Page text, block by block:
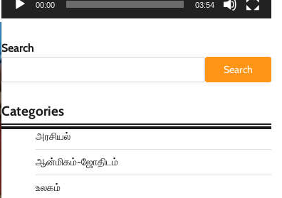
00:00 03:54
Search
Search
Categories
அரசியல்
ஆன்மிகம்-ஜோதிடம்
உலகம்